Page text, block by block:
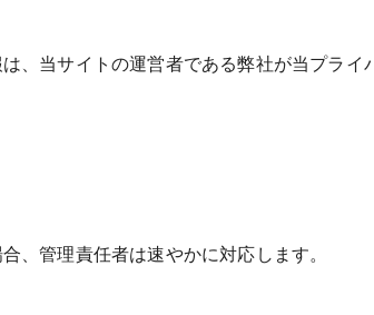
、当サイトの運営者である弊社が当プライ
、管理責任者は速やかに対応します。